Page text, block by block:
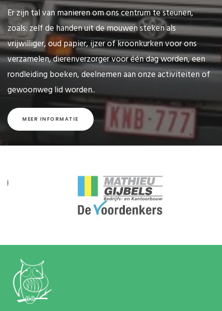
Er zijn tal van manieren om ons centrum te steunen,
zoals: zelf de handen uit de mouwen steken als
vrijwilliger, oud papier, ijzer of kroonkurken voor ons
verzamelen, dierenverzorger voor één dag worden, een
rondleiding boeken, deelnemen aan onze activiteiten of
gewoonweg lid worden..
MEER INFORMATIE